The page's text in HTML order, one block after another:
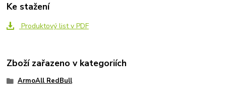
Ke stažení
Produktový list v PDF
Zboží zařazeno v kategoriích
ArmoAll RedBull